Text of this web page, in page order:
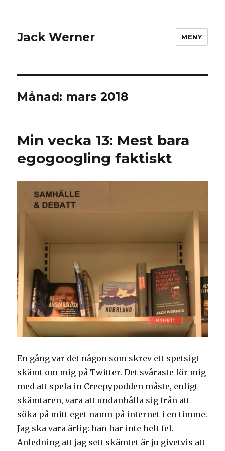
Jack Werner MENY
Månad: mars 2018
Min vecka 13: Mest bara
egogoogling faktiskt
En gång var det någon som skrev ett spetsigt
skämt om mig på Twitter. Det svåraste för mig
med att spela in Creepypodden måste, enligt
skämtaren, vara att undanhålla sig från att
söka på mitt eget namn på internet i en timme.
Jag ska vara ärlig: han har inte helt fel.
Anledning att jag sett skämtet är ju givetvis att